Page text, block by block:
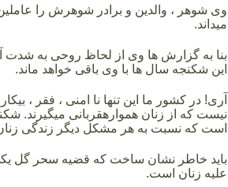
وی شوهر ، والدین و برادر شوهرش را
میداند.
بنا به گزارش ها وی از لحاظ روحی به شدت
این شکنجه سال ها با وی باقی خواهد ماند.
آری! در کشور ما این تنها نا امنی ، فقر ،
نیست که از زنان هموارهقربانی میگیرند.
است که نسبت به هر مشکل دیگر زندگی زنان
باید خاطر نشان ساخت که قضیه سحر گل
علیه زنان است.